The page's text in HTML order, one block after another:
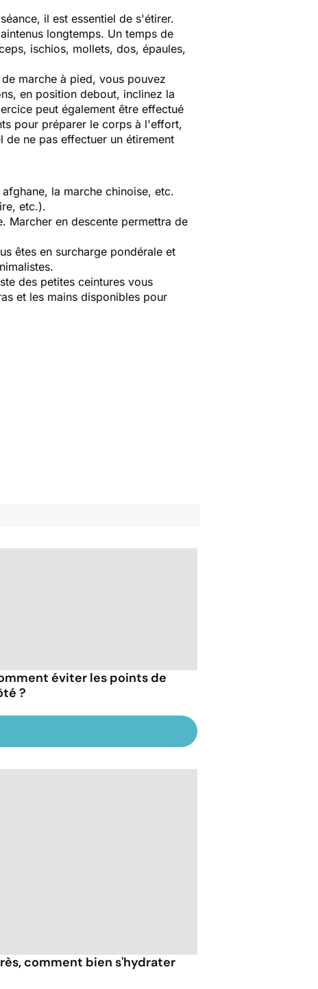
il est essentiel de s'étirer.
longtemps. Un temps de
ischios, mollets, dos, épaules,
marche à pied, vous pouvez
en position debout, inclinez la
peut également être effectué
pour préparer le corps à l'effort,
de ne pas effectuer un étirement
la marche chinoise, etc.
etc.).
Marcher en descente permettra de
êtes en surcharge pondérale et
des petites ceintures vous
et les mains disponibles pour
éviter les points de
?
comment bien s'hydrater